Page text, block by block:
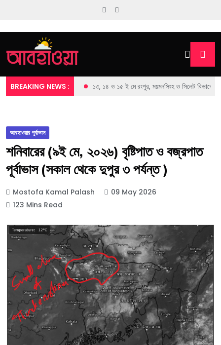
BREAKING NEWS : ১৩, ১৪ ও ১৫ ই মে রংপুর, ময়মনসিংহ ও সিলেট বিভাগের
আবহাওয়ার পূর্বাভাস
শনিবারের (৯ই মে, ২০২৬) বৃষ্টিপাত ও বজ্রপাত
পূর্বাভাস (সকাল থেকে দুপুর ৩ পর্যন্ত )
Mostofa Kamal Palash
09 May 2026
123 Mins Read